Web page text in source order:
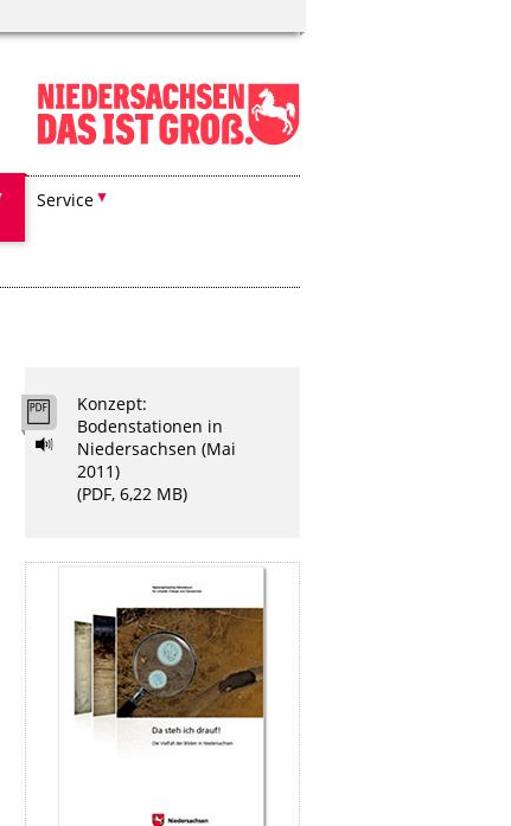
Service
Konzept:
Bodenstationen in
Niedersachsen (Mai
2011)
(PDF, 6,22 MB)